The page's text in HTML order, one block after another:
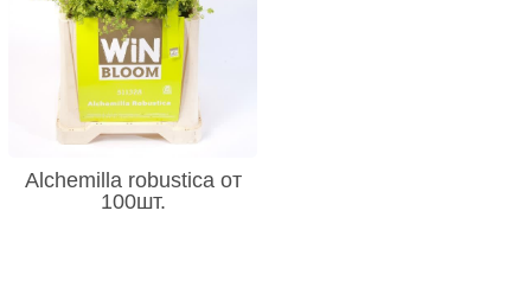
Alchemilla robustica от
100шт.